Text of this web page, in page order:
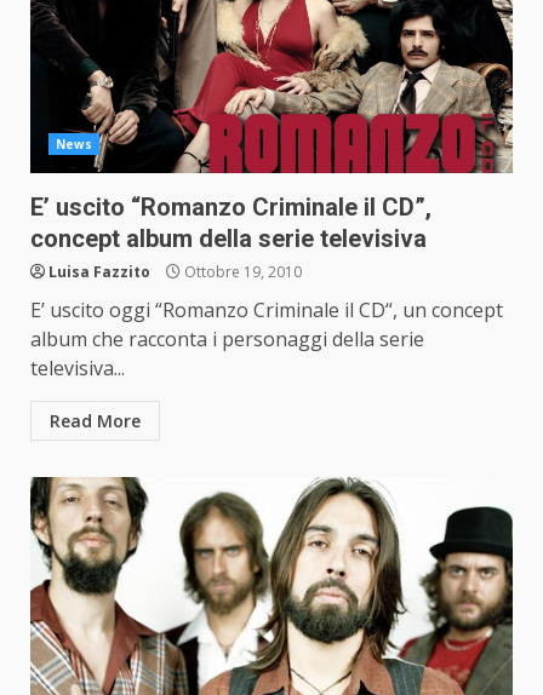
News
E’ uscito “Romanzo Criminale il CD”,
concept album della serie televisiva
Luisa Fazzito Ottobre 19, 2010
E’ uscito oggi “Romanzo Criminale il CD“, un concept
album che racconta i personaggi della serie
televisiva...
Read More